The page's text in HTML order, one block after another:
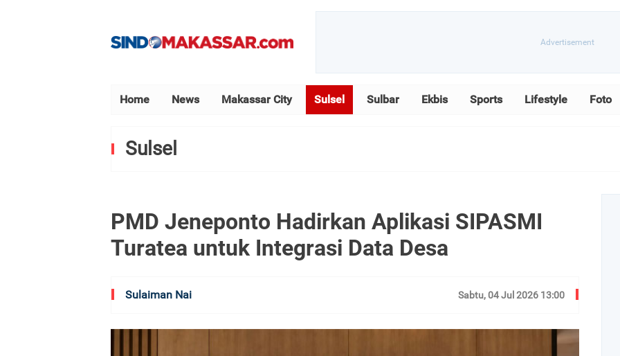
Home News Makassar City Sulsel Sulbar Ekbis Sports Lifestyle Foto
Sulsel
PMD Jeneponto Hadirkan Aplikasi SIPASMI
Turatea untuk Integrasi Data Desa
Sulaiman Nai Sabtu, 04 Jul 2026 13:00